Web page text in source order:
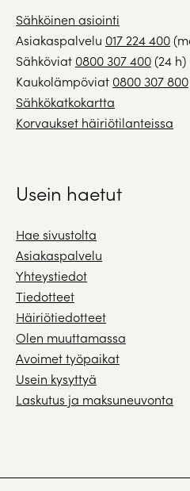
Sähköinen asiointi
Asiakaspalvelu 017 224 400
Sähköviat 0800 307 400(24 h)
Kaukolämpöviat 0800 307 800
Sähkökatkokartta
Korvaukset häiriötilanteissa
Usein haetut
Hae sivustolta
Asiakaspalvelu
Yhteystiedot
Tiedotteet
Häiriötiedotteet
Olen muuttamassa
Avoimet työpaikat
Usein kysyttyä
Laskutus ja maksuneuvonta